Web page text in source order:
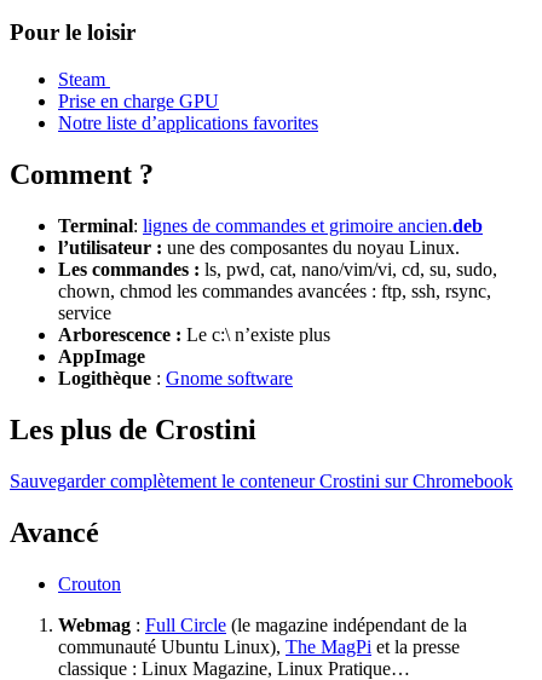
Pour le loisir
Steam
Prise en charge GPU
Notre liste d’applications favorites
Comment ?
Terminal: lignes de commandes et grimoire ancien.deb
l’utilisateur : une des composantes du noyau Linux.
Les commandes : ls, pwd, cat, nano/vim/vi, cd, su, sudo,
chown, chmod les commandes avancées : ftp, ssh, rsync,
service
Arborescence : Le c:\ n’existe plus
AppImage
Logithèque : Gnome software
Les plus de Crostini
Sauvegarder complètement le conteneur Crostini sur Chromebook
Avancé
Crouton
Webmag : Full Circle (le magazine indépendant de la
communauté Ubuntu Linux), The MagPi et la presse
classique : Linux Magazine, Linux Pratique…